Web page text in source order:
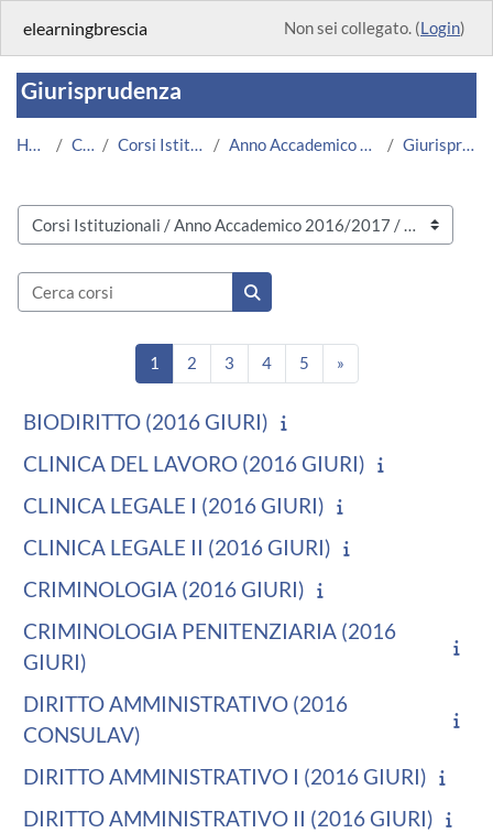
elearningbrescia Non sei collegato. (Login)
Giurisprudenza
Home Corsi Corsi Istituzionali Anno Accademico 2016/2017 Giurisprudenza
Categorie di corso
Cerca corsi
Cerca corsi
1 Pagina 1
2Pagina 2
3Pagina 3
4Pagina 4
5Pagina 5
»Pagina successiva
BIODIRITTO (2016 GIURI)
CLINICA DEL LAVORO (2016 GIURI)
CLINICA LEGALE I (2016 GIURI)
CLINICA LEGALE II (2016 GIURI)
CRIMINOLOGIA (2016 GIURI)
CRIMINOLOGIA PENITENZIARIA (2016
GIURI)
DIRITTO AMMINISTRATIVO (2016
CONSULAV)
DIRITTO AMMINISTRATIVO I (2016 GIURI)
DIRITTO AMMINISTRATIVO II (2016 GIURI)